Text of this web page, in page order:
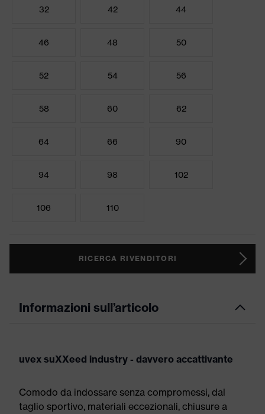
32 42 44
46 48 50
52 54 56
58 60 62
64 66 90
94 98 102
106 110
RICERCA RIVENDITORI
Informazioni sull’articolo
uvex suXXeed industry - davvero accattivante
Comodo da indossare senza compromessi, dal
taglio sportivo, materiali eccezionali, chiusure a